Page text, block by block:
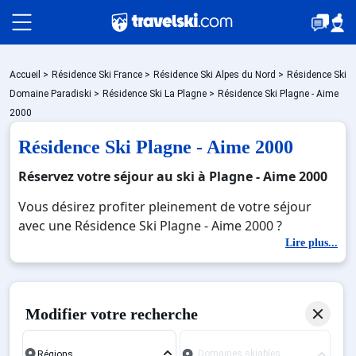
Packages
Bons plans
Accueil > Résidence Ski France > Résidence Ski Alpes du Nord > Résidence Ski
Domaine Paradiski > Résidence Ski La Plagne > Résidence Ski Plagne - Aime
2000
Résidence Ski Plagne - Aime 2000
Réservez votre séjour au ski à Plagne - Aime 2000
Vous désirez profiter pleinement de votre séjour
avec une Résidence Ski Plagne - Aime 2000 ?
Découvrez nos offres de Résidence Ski Plagne - Aime
2000 pour skier sans limite à noel, jour de l'an,
février. Fermez les yeux et imaginez… Profitez de
réputée et moderne où vous pourrez mêler les
Lire plus...
Modifier votre recherche
Domaines skiables